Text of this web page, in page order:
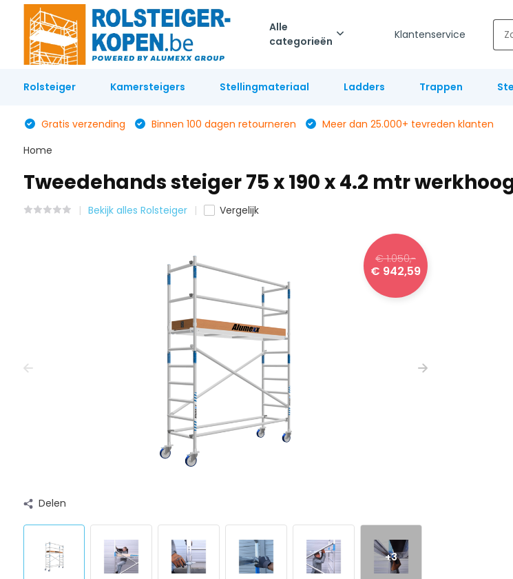
Alle
categorieën
Klantenservice
Rolsteiger Kamersteigers Stellingmateriaal Ladders Trappen
Gratis verzending Binnen 100 dagen retourneren
Meer dan 25.000+ tevreden klanten
Home
Tweedehands steiger 75 x 190 x 4.2 mtr
Bekijk alles Rolsteiger Vergelijk
€ 1.050,-
€ 942,59
Delen
+3